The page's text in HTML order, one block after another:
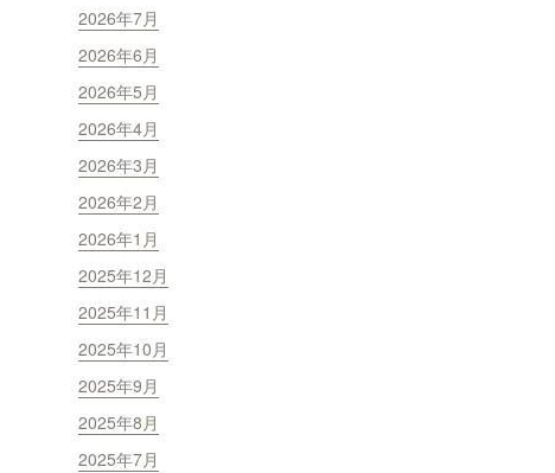
2026年7月
2026年6月
2026年5月
2026年4月
2026年3月
2026年2月
2026年1月
2025年12月
2025年11月
2025年10月
2025年9月
2025年8月
2025年7月